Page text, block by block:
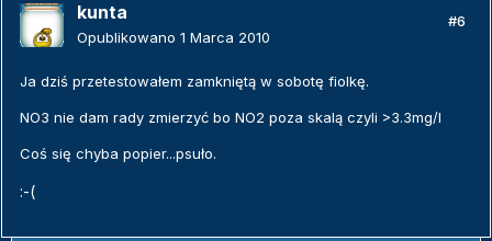
kunta
Opublikowano 1 Marca 2010
#6
Ja dziś przetestowałem zamkniętą w sobotę fiolkę.
NO3 nie dam rady zmierzyć bo NO2 poza skalą czyli >3.3mg/l
Coś się chyba popier...psuło.
:-(